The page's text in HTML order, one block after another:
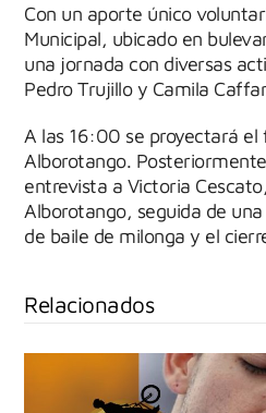
Con un aporte único
Municipal, ubicado en
una jornada con diversas
Pedro Trujillo y Camila
A las 16:00 se proyectará el
Alborotango.
entrevista a Victoria
Alborotango, seguida de
de baile de milonga y el
Relacionados